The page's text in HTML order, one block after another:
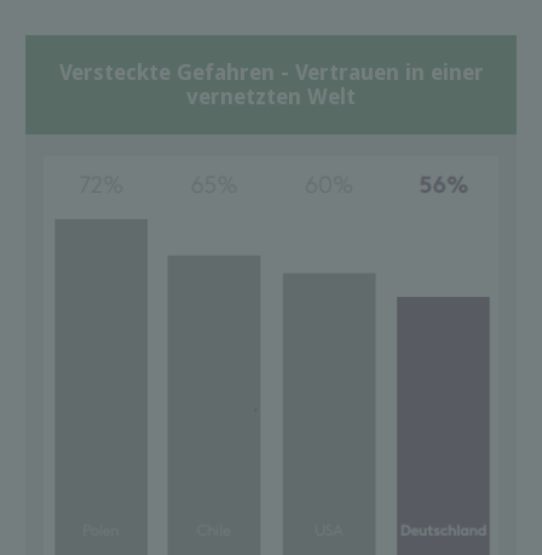
Versteckte Gefahren - Vertrauen in einer
vernetzten Welt